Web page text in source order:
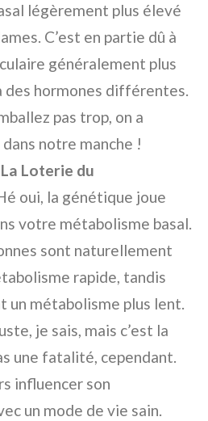
légèrement plus élevé
C’est en partie dû à
généralement plus
hormones différentes.
pas trop, on a
notre manche !
Loterie du
oui, la génétique joue
votre métabolisme basal.
sont naturellement
rapide, tandis
un métabolisme plus lent.
je sais, mais c’est la
une fatalité, cependant.
influencer son
un mode de vie sain.